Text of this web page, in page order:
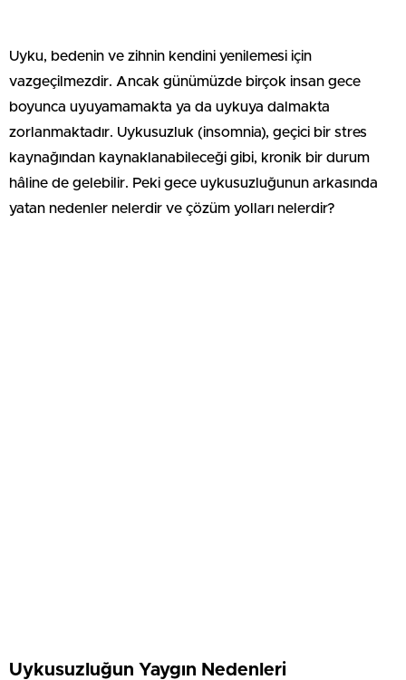
Uyku, bedenin ve zihnin kendini yenilemesi için
vazgeçilmezdir. Ancak günümüzde birçok insan gece
boyunca uyuyamamakta ya da uykuya dalmakta
zorlanmaktadır. Uykusuzluk (insomnia), geçici bir stres
kaynağından kaynaklanabileceği gibi, kronik bir durum
hâline de gelebilir. Peki gece uykusuzluğunun arkasında
yatan nedenler nelerdir ve çözüm yolları nelerdir?
Uykusuzluğun Yaygın Nedenleri